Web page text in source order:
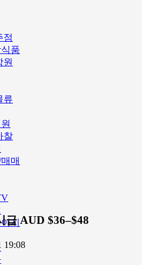
점
품
원
류
찰
매
지
급 AUD $36–$48
19:08